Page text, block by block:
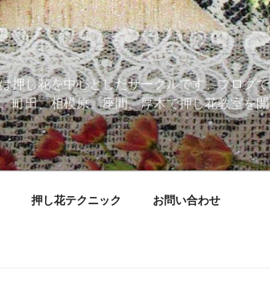
押し花を中心としたサークルです。ブログで
町田、相模原、座間、厚木で押し花教室を開
押し花テクニック お問い合わせ